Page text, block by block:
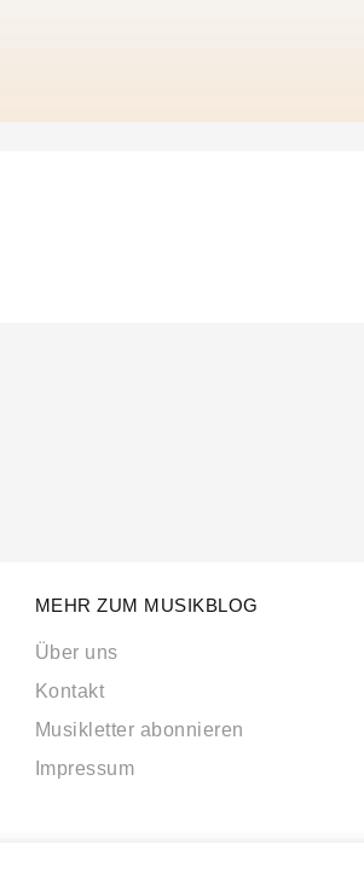
MEHR ZUM MUSIKBLOG
Über uns
Kontakt
Musikletter abonnieren
Impressum